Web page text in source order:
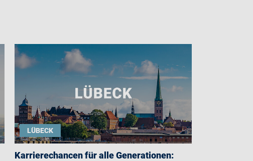
LÜBECK
Karrierechancen für alle Generationen: